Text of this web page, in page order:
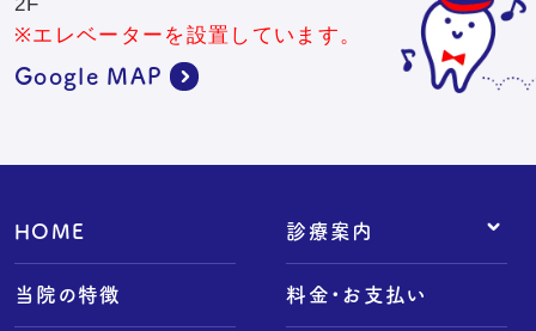
※エレベーターを設置しています。
Google MAP
HOME
当院の特徴
診療案内
料金・お支払い